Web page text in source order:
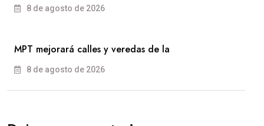
8 de agosto de 2026
MPT mejorará calles y veredas de la
8 de agosto de 2026